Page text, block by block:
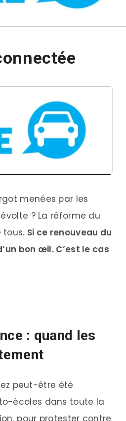
menées par les
? La réforme du
tous. Si ce renouveau du
bon œil. C’est le cas
: quand les
peut-être été
écoles dans toute la